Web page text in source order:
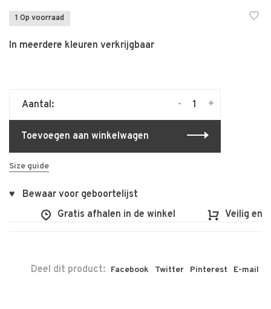
1 Op voorraad
In meerdere kleuren verkrijgbaar
Aantal: +
-
Toevoegen aan winkelwagen
Size guide
♥ Bewaar voor geboortelijst
Gratis afhalen in de winkel
Veilig en vlot
Deel dit product: Facebook Twitter Pinterest E-mail